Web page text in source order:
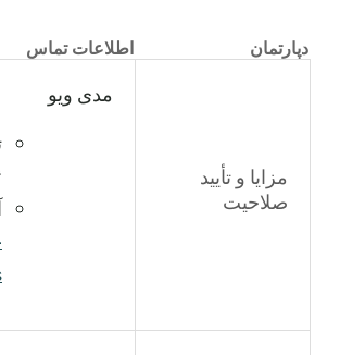
دپارتمان اطلاعات تماس
مزایا و تأیید
صلاحیت
مدی ویو